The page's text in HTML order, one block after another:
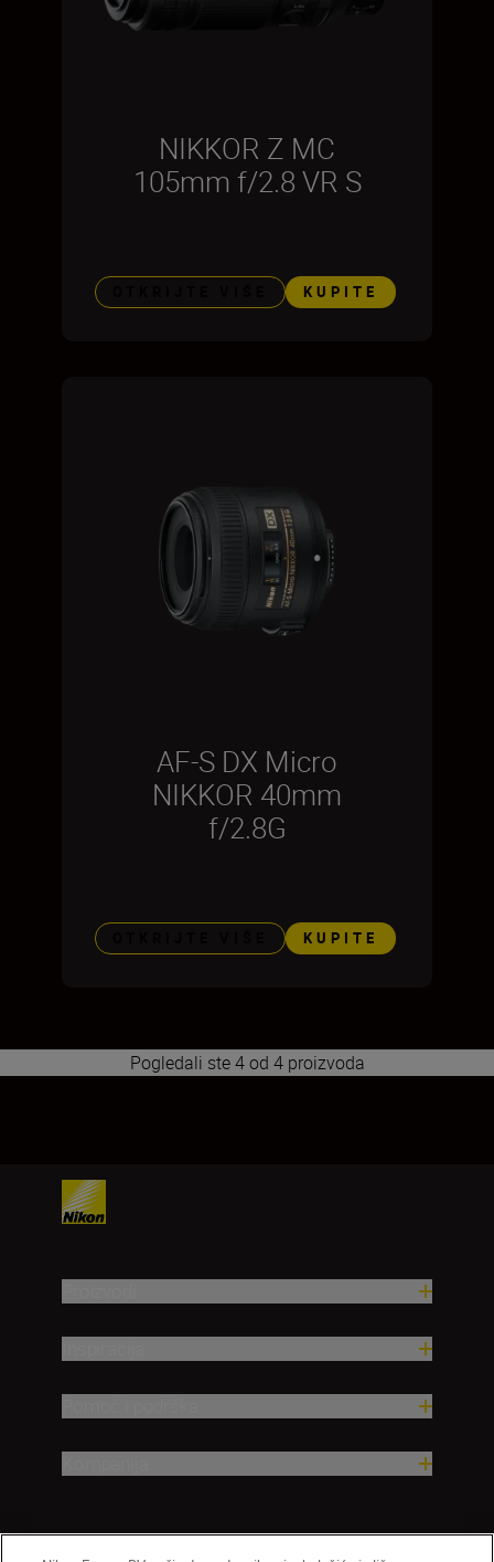
NIKKOR Z MC
105mm f/2.8 VR S
KUPITE
AF-S DX Micro
NIKKOR 40mm
f/2.8G
KUPITE
Pogledali ste 4 od 4 proizvoda